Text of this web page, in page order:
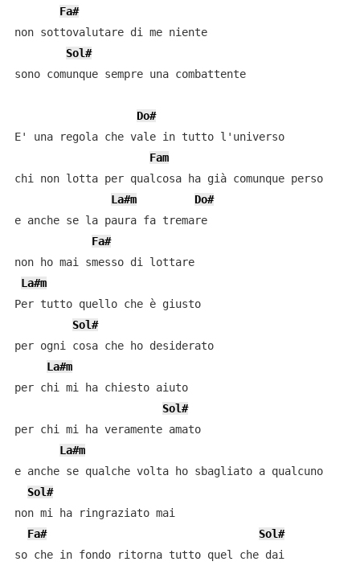
Fa#
non sottovalutare di me niente
Sol#
sono comunque sempre una combattente
Do#
E' una regola che vale in tutto l'universo
Fam
chi non lotta per qualcosa ha già comunque perso
La#m
Do#
e anche se la paura fa tremare
Fa#
non ho mai smesso di lottare
La#m
Per tutto quello che è giusto
Sol#
per ogni cosa che ho desiderato
La#m
per chi mi ha chiesto aiuto
Sol#
per chi mi ha veramente amato
La#m
e anche se qualche volta ho sbagliato a qualcuno
Sol#
non mi ha ringraziato mai
Fa#
Sol#
so che in fondo ritorna tutto quel che dai